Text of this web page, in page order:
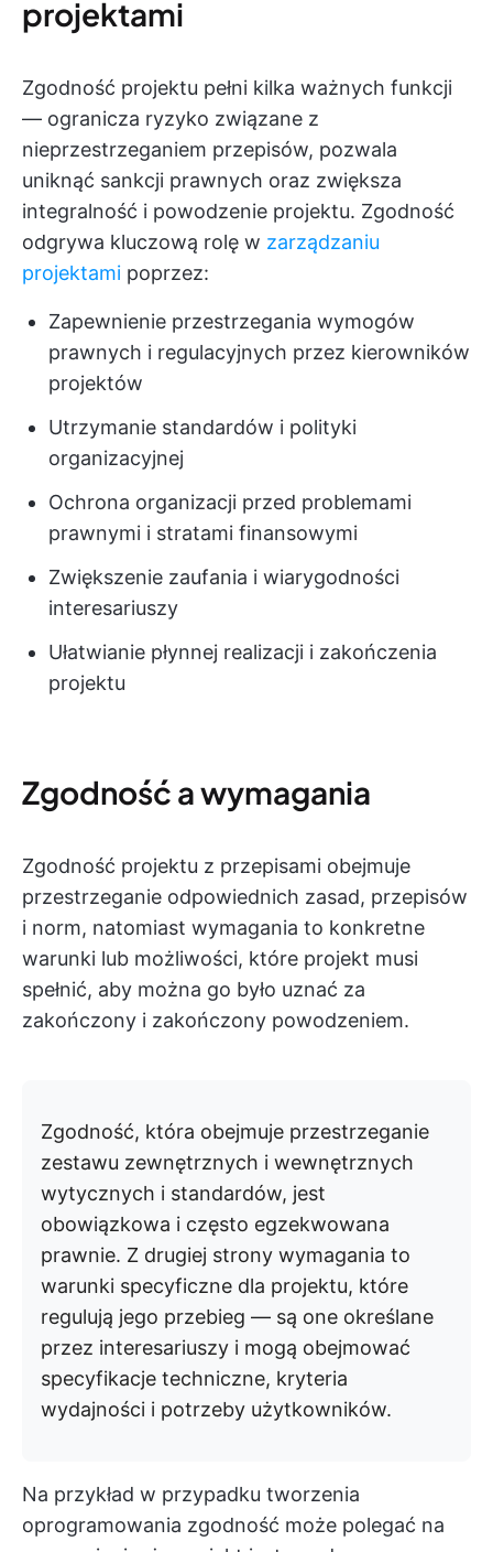
projektami
Zgodność projektu pełni kilka ważnych funkcji
— ogranicza ryzyko związane z
nieprzestrzeganiem przepisów, pozwala
uniknąć sankcji prawnych oraz zwiększa
integralność i powodzenie projektu. Zgodność
odgrywa kluczową rolę w zarządzaniu
projektami poprzez:
Zapewnienie przestrzegania wymogów
prawnych i regulacyjnych przez kierowników
projektów
Utrzymanie standardów i polityki
organizacyjnej
Ochrona organizacji przed problemami
prawnymi i stratami finansowymi
Zwiększenie zaufania i wiarygodności
interesariuszy
Ułatwianie płynnej realizacji i zakończenia
projektu
Zgodność a wymagania
Zgodność projektu z przepisami obejmuje
przestrzeganie odpowiednich zasad, przepisów
i norm, natomiast wymagania to konkretne
warunki lub możliwości, które projekt musi
spełnić, aby można go było uznać za
zakończony i zakończony powodzeniem.
Zgodność, która obejmuje przestrzeganie
zestawu zewnętrznych i wewnętrznych
wytycznych i standardów, jest
obowiązkowa i często egzekwowana
prawnie. Z drugiej strony wymagania to
warunki specyficzne dla projektu, które
regulują jego przebieg — są one określane
przez interesariuszy i mogą obejmować
specyfikacje techniczne, kryteria
wydajności i potrzeby użytkowników.
Na przykład w przypadku tworzenia
oprogramowania zgodność może polegać na